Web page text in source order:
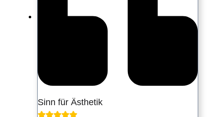
Sinn für Ästhetik